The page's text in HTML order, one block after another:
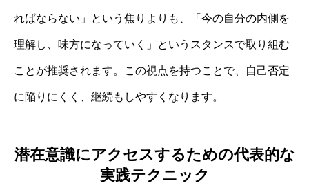
ればならない」という焦りよりも、「今の自分の内側を
理解し、味方になっていく」というスタンスで取り組む
ことが推奨されます。この視点を持つことで、自己否定
に陥りにくく、継続もしやすくなります。
潜在意識にアクセスするための代表的な
実践テクニック